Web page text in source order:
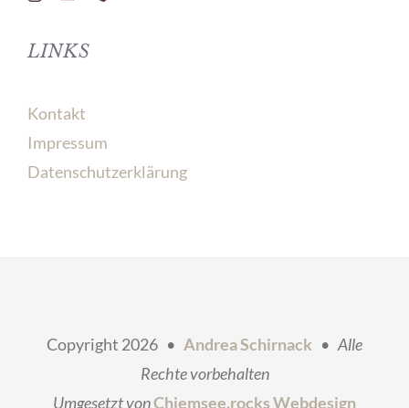
LINKS
Kontakt
Impressum
Datenschutzerklärung
Copyright 2026 • Andrea Schirnack • Alle
Rechte vorbehalten
Umgesetzt vonChiemsee.rocks Webdesign